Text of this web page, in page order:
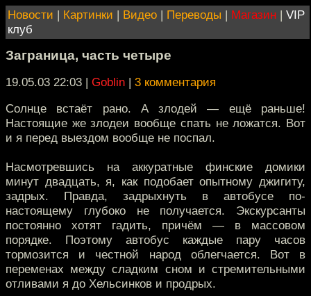
Новости | Картинки | Видео | Переводы | Магазин | VIP
клуб
Заграница, часть четыре
19.05.03 22:03 | Goblin | 3 комментария
Солнце встаёт рано. А злодей — ещё раньше!
Настоящие же злодеи вообще спать не ложатся. Вот
и я перед выездом вообще не поспал.
Насмотревшись на аккуратные финские домики
минут двадцать, я, как подобает опытному джигиту,
задрых. Правда, задрыхнуть в автобусе по-
настоящему глубоко не получается. Экскурсанты
постоянно хотят гадить, причём — в массовом
порядке. Поэтому автобус каждые пару часов
тормозится и честной народ облегчается. Вот в
переменах между сладким сном и стремительными
отливами я до Хельсинков и продрых.